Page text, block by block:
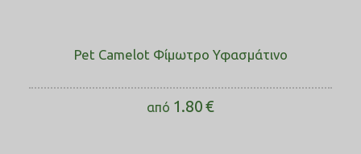
Pet Camelot Φίμωτρο Υφασμάτινο
από 1.80€